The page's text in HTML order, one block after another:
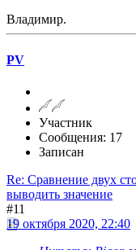
Владимир.
PV
Участник
Сообщения: 17
Записан
Re: Сравнение двух
выводить значение
#11
19 октября 2020, 22:40